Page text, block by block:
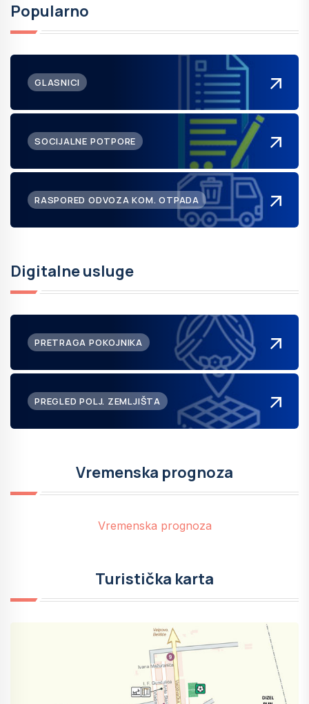
Popularno
GLASNICI
SOCIJALNE POTPORE
RASPORED ODVOZA KOM. OTPADA
Digitalne usluge
PRETRAGA POKOJNIKA
PREGLED POLJ. ZEMLJIŠTA
Vremenska prognoza
Vremenska prognoza
Turistička karta